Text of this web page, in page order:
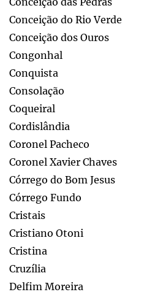
Conceição do Rio Verde
Conceição dos Ouros
Congonhal
Conquista
Consolação
Coqueiral
Cordislândia
Coronel Pacheco
Coronel Xavier Chaves
Córrego do Bom Jesus
Córrego Fundo
Cristais
Cristiano Otoni
Cristina
Cruzília
Delfim Moreira